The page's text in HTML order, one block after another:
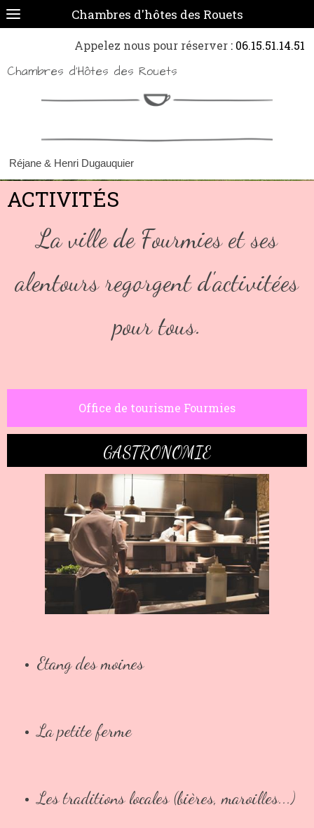
Chambres d'hôtes des Rouets
Appelez nous pour réserver : 06.15.51.14.51
Chambres d'Hôtes des Rouets
Réjane & Henri Dugauquier
ACTIVITÉS
La ville de Fourmies et ses
alentours regorgent d'activitées
pour tous.
Office de tourisme Fourmies
GASTRONOMIE
Etang des moines
La petite ferme
Les traditions locales (bières, maroilles...)